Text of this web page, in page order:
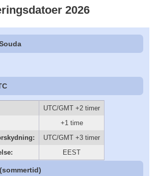
2026
UTC/GMT +2 timer
+1 time
UTC/GMT +3 timer
EEST